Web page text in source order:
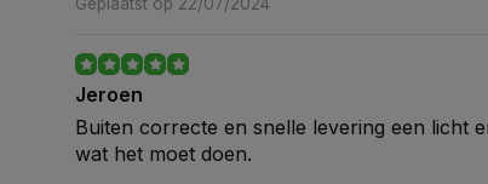
Jeroen
Buiten correcte en snelle levering een licht
wat het moet doen.